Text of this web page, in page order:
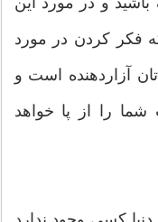
فكر كردن در مورد
آزار‌دهنده است و
را از پا خواهد